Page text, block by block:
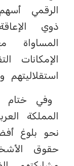
الرقمي
ذوي
المساواة
الإمكانات
استقلاليتهم
وفي ختام
المملكة
نحو بلوغ
حقوق